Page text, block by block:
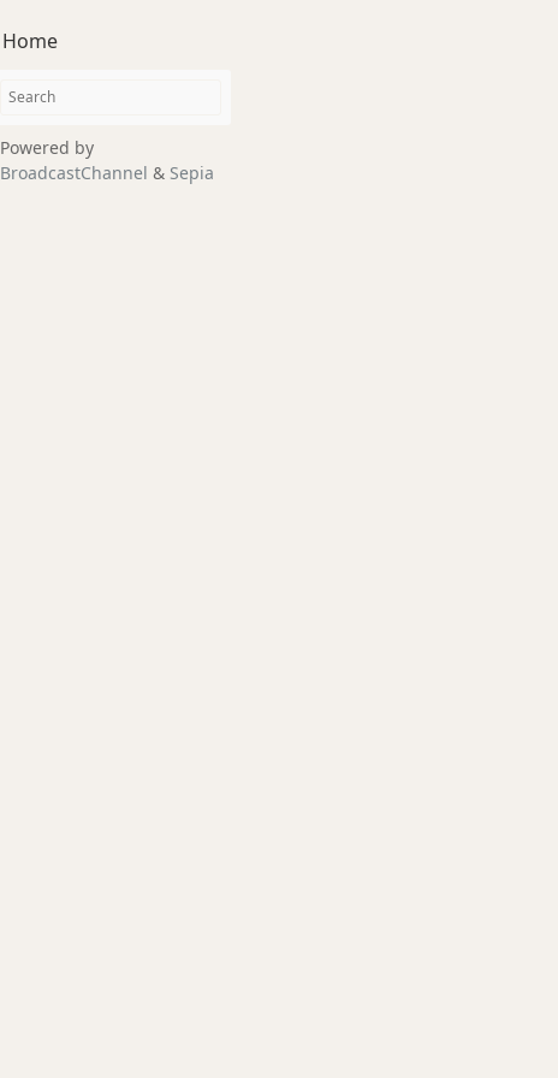
Home
Powered by
BroadcastChannel & Sepia